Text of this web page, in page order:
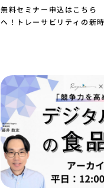
無料セミナー申込はこちら
へ！トレーサビリティの新